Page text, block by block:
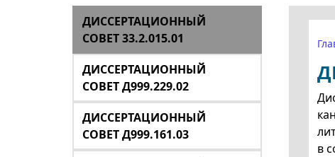
ДИССЕРТАЦИОННЫЙ
СОВЕТ 33.2.015.01
ДИССЕРТАЦИОННЫЙ
СОВЕТ Д999.229.02
ДИССЕРТАЦИОННЫЙ
СОВЕТ Д999.161.03
в